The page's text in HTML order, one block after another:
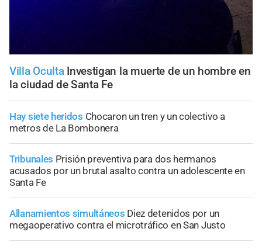
Villa Oculta Investigan la muerte de un hombre en
la ciudad de Santa Fe
Hay siete heridos Chocaron un tren y un colectivo a
metros de La Bombonera
Tribunales Prisión preventiva para dos hermanos
acusados por un brutal asalto contra un adolescente en
Santa Fe
Allanamientos simultáneos Diez detenidos por un
megaoperativo contra el microtráfico en San Justo